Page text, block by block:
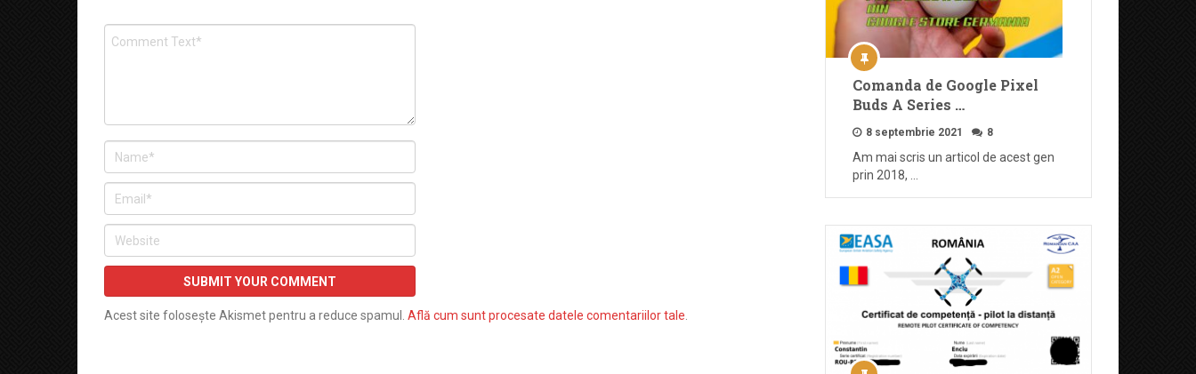
Acest site folosește Akismet pentru a reduce spamul. Află cum sunt procesate datele comentariilor tale
Comanda de Google Pixel
Buds A Series …
8 septembrie 2021 8
Am mai scris un articol de acest gen
prin 2018, …